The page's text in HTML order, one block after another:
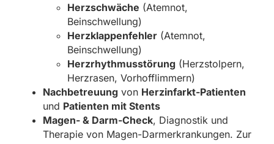
Herzschwäche (Atemnot,
Beinschwellung)
Herzklappenfehler(Atemnot,
Beinschwellung)
Herzrhythmusstörung (Herzstolpern,
Herzrasen, Vorhofflimmern)
Nachbetreuung von Herzinfarkt-Patienten
und Patienten mit Stents
Magen- & Darm-Check, Diagnostik und
Therapie von Magen-Darmerkrankungen. Zur